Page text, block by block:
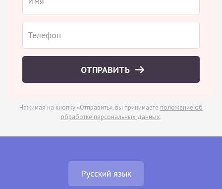
ОТПРАВИТЬ
Нажимая на кнопку «Отправить», вы принимаете положение об
обработке персональных данных.
Русский язык